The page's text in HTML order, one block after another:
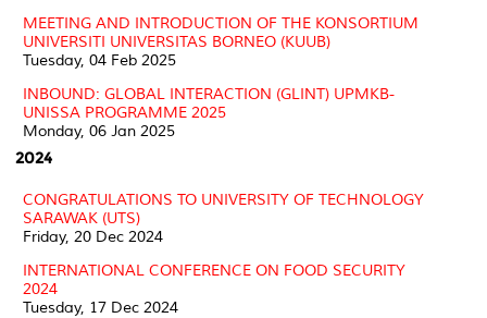
MEETING AND INTRODUCTION OF THE KONSORTIUM
UNIVERSITI UNIVERSITAS BORNEO (KUUB)
Tuesday, 04 Feb 2025
INBOUND: GLOBAL INTERACTION (GLINT) UPMKB-
UNISSA PROGRAMME 2025
Monday, 06 Jan 2025
2024
CONGRATULATIONS TO UNIVERSITY OF TECHNOLOGY
SARAWAK (UTS)
Friday, 20 Dec 2024
INTERNATIONAL CONFERENCE ON FOOD SECURITY
2024
Tuesday, 17 Dec 2024